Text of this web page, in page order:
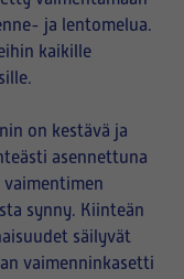
ja lentomelua.
kaikille
on kestävä ja
asennettuna
synny. Kiinteän
säilyvät
vaimenninkasetti